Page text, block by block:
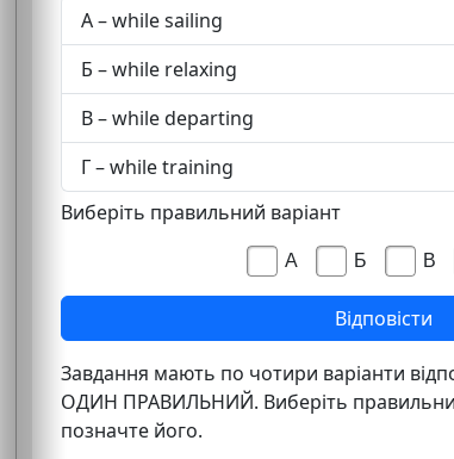
А – while sailing
Б – while relaxing
В – while departing
Г – while training
Виберіть правильний варіант
А Б В
Завдання мають по чотири варіанти
ОДИН ПРАВИЛЬНИЙ. Виберіть правильний
позначте його.